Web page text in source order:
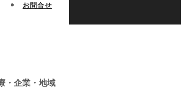
お問合せ
・企業・地域